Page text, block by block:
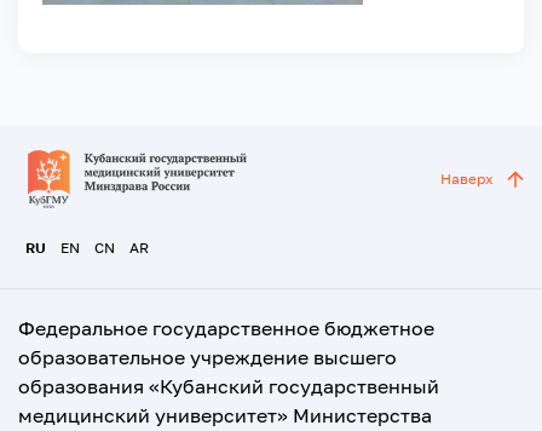
RU EN CN AR
Наверх
Федеральное государственное бюджетное
образовательное учреждение высшего
образования «Кубанский государственный
медицинский университет» Министерства